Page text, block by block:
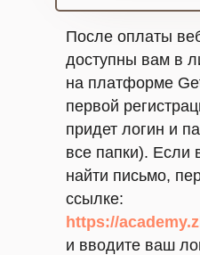
После оплаты
доступны вам в
на платформе
первой
придет логин и
все папки). Если
найти письмо,
ссылке:
https://
и вводите ваш